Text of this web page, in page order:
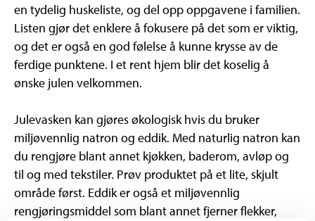
en tydelig huskeliste, og del opp oppgavene i familien.
Listen gjør det enklere å fokusere på det som er viktig,
og det er også en god følelse å kunne krysse av de
ferdige punktene. I et rent hjem blir det koselig å
ønske julen velkommen.
Julevasken kan gjøres økologisk hvis du bruker
miljøvennlig natron og eddik. Med naturlig natron kan
du rengjøre blant annet kjøkken, baderom, avløp og
til og med tekstiler. Prøv produktet på et lite, skjult
område først. Eddik er også et miljøvennlig
rengjøringsmiddel som blant annet fjerner flekker,